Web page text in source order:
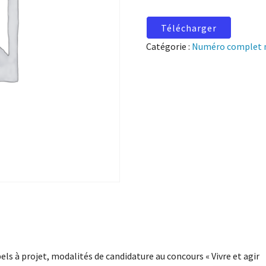
Télécharger
Catégorie : Numéro complet
à projet, modalités de candidature au concours « Vivre et agir